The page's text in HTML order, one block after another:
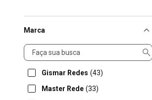
Marca
Marca
Gismar Redes (43)
Master Rede (33)